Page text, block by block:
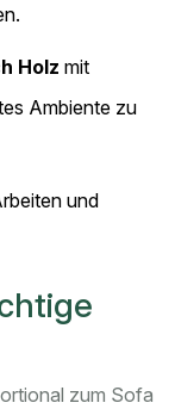
Holz mit
Ambiente zu
und
zum Sofa